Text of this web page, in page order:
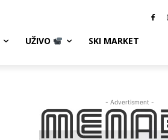
UŽIVO SKI MARKET
- Advertisment -